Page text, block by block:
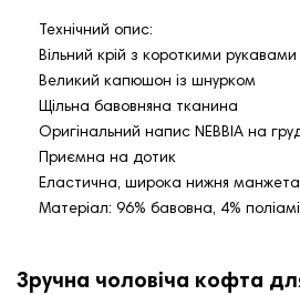
Технічний опис:
Вільний крій з короткими рукавами
Великий капюшон із шнурком
Щільна бавовняна тканина
Оригінальний напис NEBBIA на
Приємна на дотик
Еластична, широка нижня манжета
Матеріал: 96% бавовна, 4%
Зручна чоловіча кофта